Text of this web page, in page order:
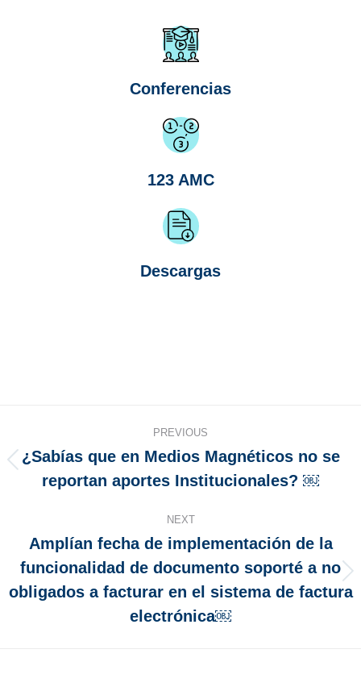
Conferencias
123 AMC
Descargas
PREVIOUS
¿Sabías que en Medios Magnéticos no se
reportan aportes Institucionales? ￼
NEXT
Amplían fecha de implementación de la
funcionalidad de documento soporté a no
obligados a facturar en el sistema de factura
electrónica￼